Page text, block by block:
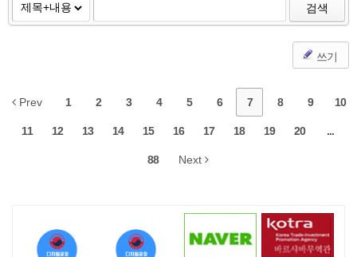
검색
쓰기
Prev 1 2 3 4 5 6 7 8 9 10
11 12 13 14 15 16 17 18 19 20 ...
88 Next